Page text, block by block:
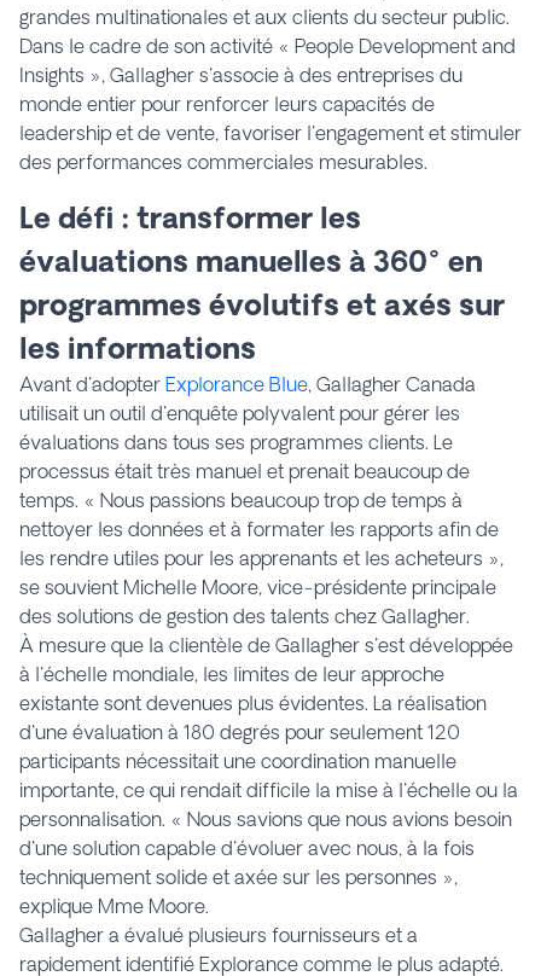
grandes multinationales et aux clients du secteur public.
Dans le cadre de son activité « People Development and
Insights », Gallagher s'associe à des entreprises du
monde entier pour renforcer leurs capacités de
leadership et de vente, favoriser l'engagement et stimuler
des performances commerciales mesurables.
Le défi : transformer les
évaluations manuelles à 360° en
programmes évolutifs et axés sur
les informations
Avant d'adopter Explorance Blue, Gallagher Canada
utilisait un outil d'enquête polyvalent pour gérer les
évaluations dans tous ses programmes clients. Le
processus était très manuel et prenait beaucoup de
temps. « Nous passions beaucoup trop de temps à
nettoyer les données et à formater les rapports afin de
les rendre utiles pour les apprenants et les acheteurs »,
se souvient Michelle Moore, vice-présidente principale
des solutions de gestion des talents chez Gallagher.
À mesure que la clientèle de Gallagher s'est développée
à l'échelle mondiale, les limites de leur approche
existante sont devenues plus évidentes. La réalisation
d'une évaluation à 180 degrés pour seulement 120
participants nécessitait une coordination manuelle
importante, ce qui rendait difficile la mise à l'échelle ou la
personnalisation. « Nous savions que nous avions besoin
d'une solution capable d'évoluer avec nous, à la fois
techniquement solide et axée sur les personnes »,
explique Mme Moore.
Gallagher a évalué plusieurs fournisseurs et a
rapidement identifié Explorance comme le plus adapté.